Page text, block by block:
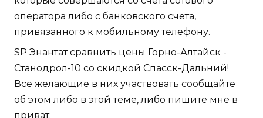
оператора либо с банковского счета,
привязанного к мобильному телефону.
SP Энантат сравнить цены Горно-Алтайск -
Станодрол-10 со скидкой Спасск-Дальний!
Все желающие в них участвовать сообщайте
об этом либо в этой теме, либо пишите мне в
приват.